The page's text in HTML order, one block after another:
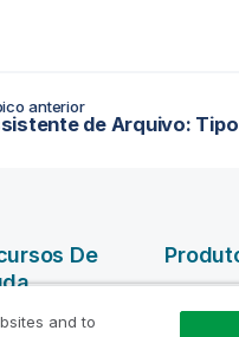
anterior
de Arquivo: Tipo
De
da Qlik
and to